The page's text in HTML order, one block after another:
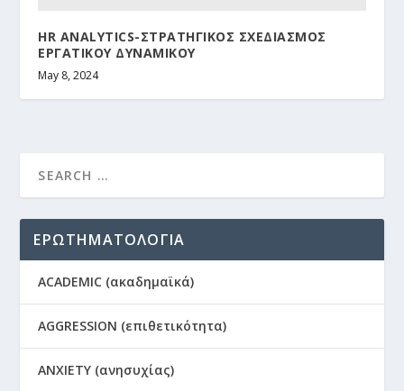
HR ANALYTICS-ΣΤΡΑΤΗΓΙΚΟΣ ΣΧΕΔΙΑΣΜΟΣ
ΕΡΓΑΤΙΚΟΥ ΔΥΝΑΜΙΚΟΥ
May 8, 2024
ΕΡΩΤΗΜΑΤΟΛΟΓΙΑ
ACADEMIC (ακαδημαϊκά)
AGGRESSION (επιθετικότητα)
ANXIETY (ανησυχίας)